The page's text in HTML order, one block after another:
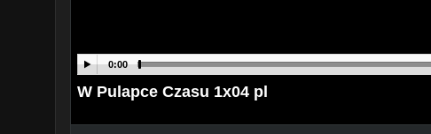
0:00
W Pulapce Czasu 1x04 pl